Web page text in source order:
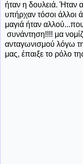
ήταν η δουλειά. Ήταν
υπήρχαν τόσοι άλλοι
μαγιά ήταν
συνάντηση!!!! μα
ανταγωνισμού λόγω
μας, έπαιξε το ρόλο